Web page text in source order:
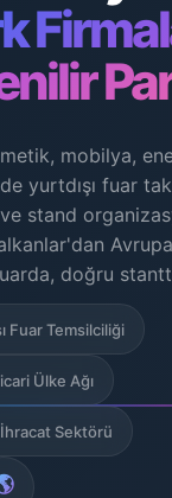
mobilya,
yurtdışı fuar
ve stand
doğru
Fuar Temsilciliği
Ülke Ağı
Sektörü